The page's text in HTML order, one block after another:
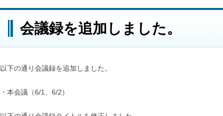
会議録を追加しました。
以下の通り会議録を追加しました。
・本会議（6/1、6/2）